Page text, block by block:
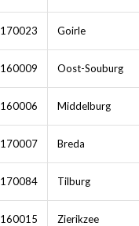
170023 Goirle
160009 Oost-Souburg
160006 Middelburg
170007 Breda
170084 Tilburg
160015 Zierikzee